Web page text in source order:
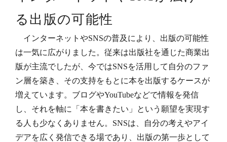
る出版の可能性
インターネットやSNSの普及により、出版の可能性
は一気に広がりました。従来は出版社を通じた商業出
版が主流でしたが、今ではSNSを活用して自分のファ
ン層を築き、その支持をもとに本を出版するケースが
増えています。ブログやYouTubeなどで情報を発信
し、それを軸に「本を書きたい」という願望を実現す
る人も少なくありません。SNSは、自分の考えやアイ
デアを広く発信できる場であり、出版の第一歩として